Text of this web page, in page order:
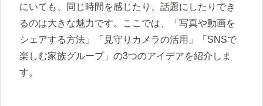
にいても、同じ時間を感じたり、話題にしたりでき
るのは大きな魅力です。ここでは、「写真や動画を
シェアする方法」「見守りカメラの活用」「SNSで
楽しむ家族グループ」の3つのアイデアを紹介しま
す。